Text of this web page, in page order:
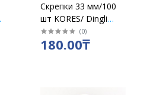
Скрепки 33 мм/100
шт KORES/ Dingli
/Paper clips у/10
(0)
180.00₸